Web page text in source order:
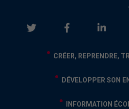
CRÉER, REPRENDRE,
DÉVELOPPER SON
INFORMATION